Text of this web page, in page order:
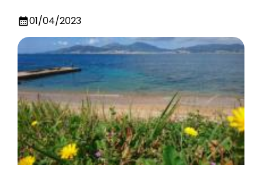
calendar_month01/04/2023